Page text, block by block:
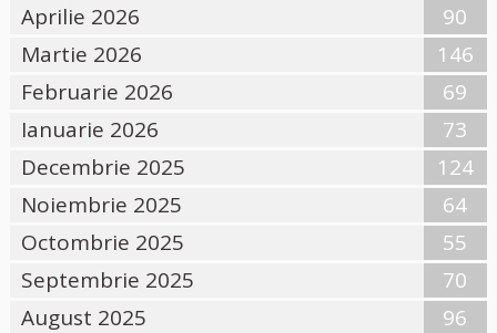
Aprilie 2026
90
Martie 2026
146
Februarie 2026
69
Ianuarie 2026
73
Decembrie 2025
124
Noiembrie 2025
64
Octombrie 2025
55
Septembrie 2025
70
August 2025
96